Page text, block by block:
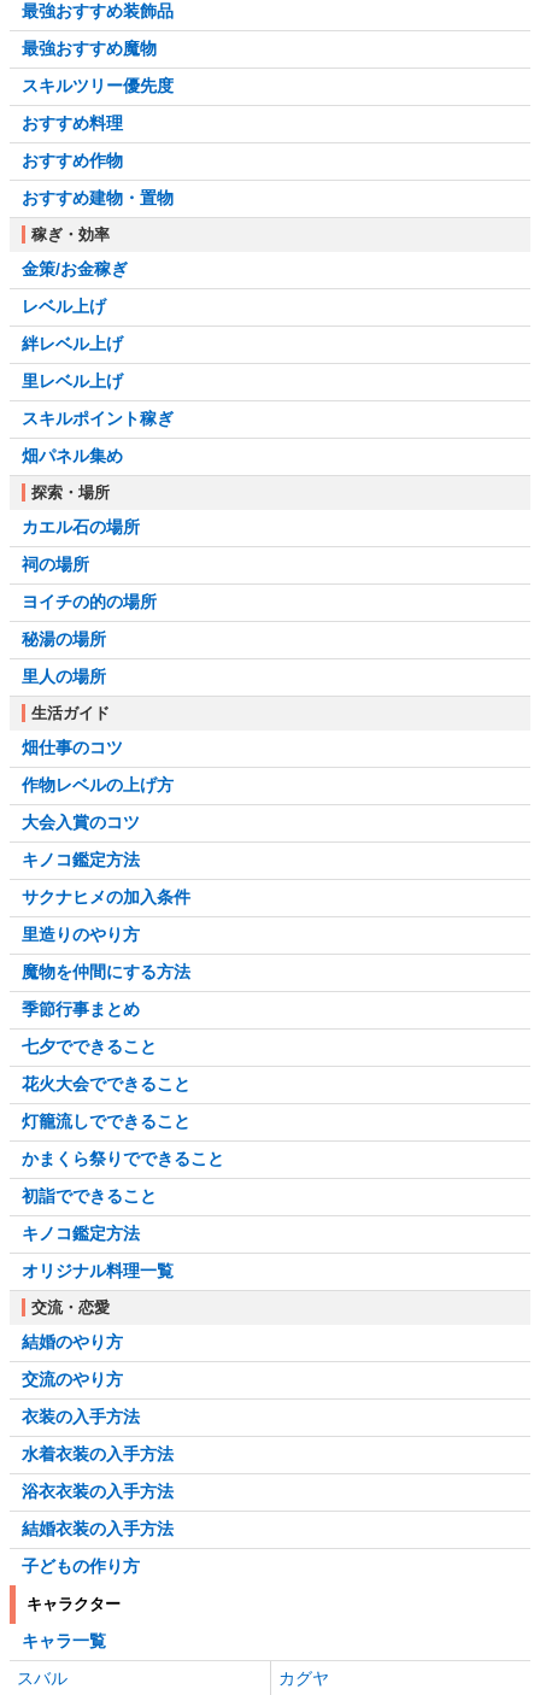
最強おすすめ装飾品
最強おすすめ魔物
スキルツリー優先度
おすすめ料理
おすすめ作物
おすすめ建物・置物
稼ぎ・効率
金策/お金稼ぎ
レベル上げ
絆レベル上げ
里レベル上げ
スキルポイント稼ぎ
畑パネル集め
探索・場所
カエル石の場所
祠の場所
ヨイチの的の場所
秘湯の場所
里人の場所
生活ガイド
畑仕事のコツ
作物レベルの上げ方
大会入賞のコツ
キノコ鑑定方法
サクナヒメの加入条件
里造りのやり方
魔物を仲間にする方法
季節行事まとめ
七夕でできること
花火大会でできること
灯籠流しでできること
かまくら祭りでできること
初詣でできること
キノコ鑑定方法
オリジナル料理一覧
交流・恋愛
結婚のやり方
交流のやり方
衣装の入手方法
水着衣装の入手方法
浴衣衣装の入手方法
結婚衣装の入手方法
子どもの作り方
キャラクター
キャラ一覧
スバル
カグヤ